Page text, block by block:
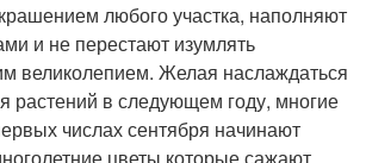
любого участка, наполняют
и не перестают изумлять
великолепием. Желая наслаждаться
растений в следующем году, многие
числах сентября начинают